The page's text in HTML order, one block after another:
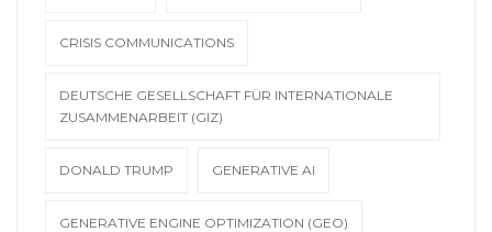
CRISIS COMMUNICATIONS
DEUTSCHE GESELLSCHAFT FÜR INTERNATIONALE
ZUSAMMENARBEIT (GIZ)
DONALD TRUMP GENERATIVE AI
GENERATIVE ENGINE OPTIMIZATION (GEO)